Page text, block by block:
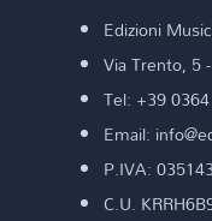
Edizioni
Via Trento, 5
Tel: +39
Email:
P.IVA:
C.U.